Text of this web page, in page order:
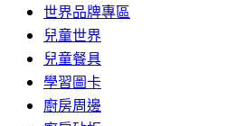
世界品牌專區
兒童世界
兒童餐具
學習圖卡
廚房周邊